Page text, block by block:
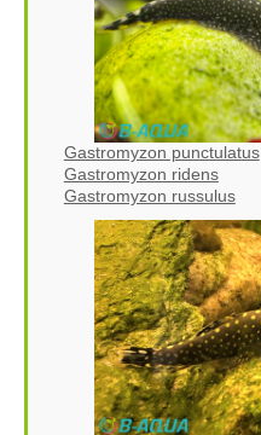
Gastromyzon punctulatus
Gastromyzon ridens
Gastromyzon russulus